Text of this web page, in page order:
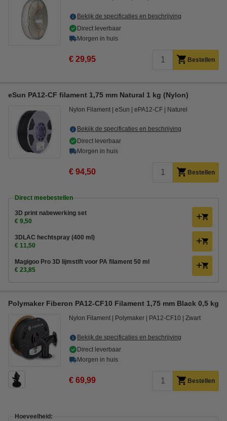
Bekijk de specificaties en beschrijving
Direct leverbaar
Morgen in huis
€ 29,95 Bestellen
eSun PA12-CF filament 1,75 mm Natural 1 kg (Nylon)
Nylon Filament eSun ePA12-CF Naturel
Bekijk de specificaties en beschrijving
Direct leverbaar
Morgen in huis
€ 94,50 Bestellen
Direct meebestellen
3D print nabewerking set
€ 9,50
3DLAC hechtspray (400 ml)
€ 11,50
Magigoo Pro 3D lijmstift voor PA filament 50 ml
€ 23,85
Polymaker Fiberon PA12-CF10 Filament 1,75 mm Black 0,5 kg
Nylon Filament Polymaker PA12-CF10 Zwart
Bekijk de specificaties en beschrijving
Direct leverbaar
Morgen in huis
€ 69,99 Bestellen
Hoeveelheid: